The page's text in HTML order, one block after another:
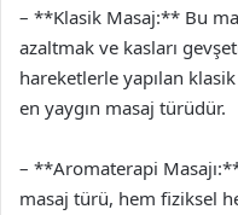
– **Klasik Masaj:** Bu
azaltmak ve kasları
hareketlerle yapılan
en yaygın masaj türüdür.
– **Aromaterapi
masaj türü, hem fiziksel